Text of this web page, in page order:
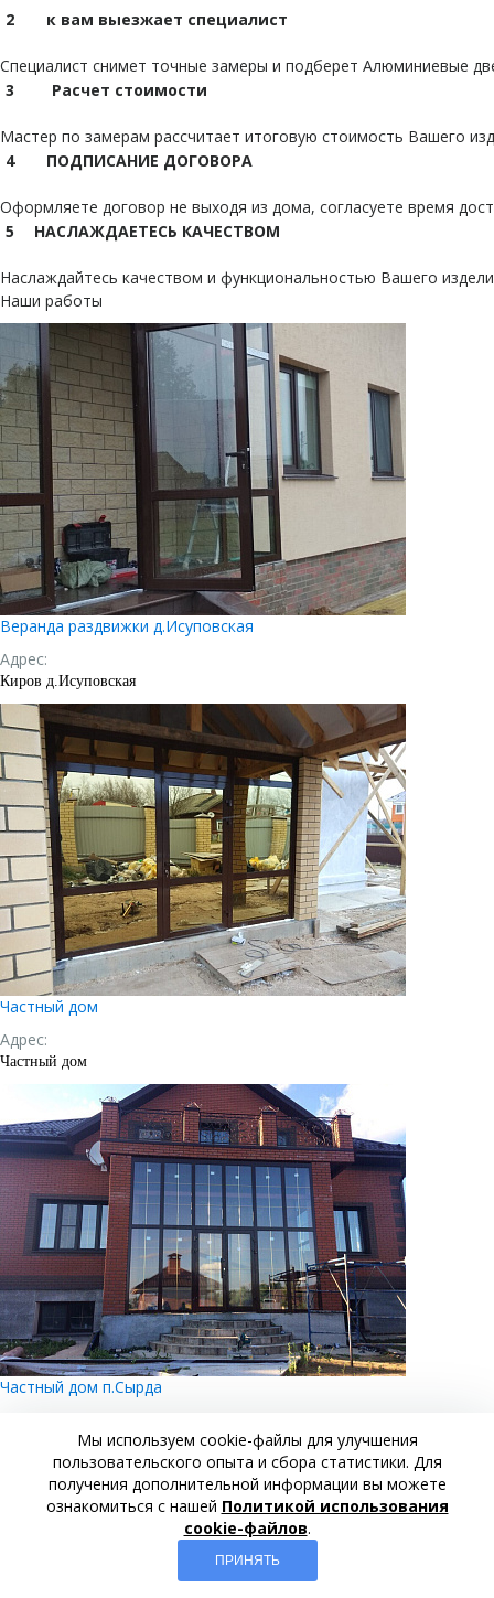
2 к вам выезжает специалист
Специалист снимет точные замеры и подберет Алюминиевые
3
Расчет стоимости
Мастер по замерам рассчитает итоговую стоимость Вашего
4
ПОДПИСАНИЕ ДОГОВОРА
Оформляете договор не выходя из дома, согласуете время
5
НАСЛАЖДАЕТЕСЬ КАЧЕСТВОМ
Наслаждайтесь качеством и функциональностью Вашего
Наши работы
Веранда раздвижки д.Исуповская
Адрес:
Киров д.Исуповская
Частный дом
Адрес:
Частный дом
Частный дом п.Сырда
Кировская область п.Сырда
Мы используем cookie-файлы для улучшения
пользовательского опыта и сбора статистики. Для
получения дополнительной информации вы можете
ознакомиться с нашей Политикой использования
cookie-файлов.
ПРИНЯТЬ